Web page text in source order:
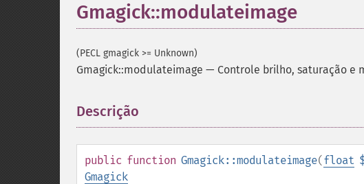
Gmagick::modulateimage
(PECL gmagick >= Unknown)
Gmagick::modulateimage — Controle brilho, saturação e
Descrição
public function Gmagick::modulateimage(float
Gmagick